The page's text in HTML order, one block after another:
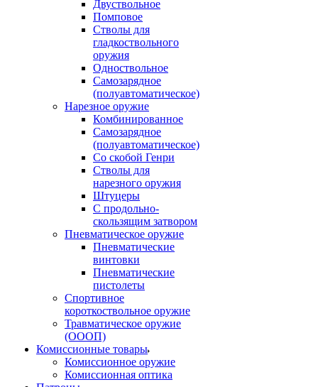
Двуствольное
Помповое
Стволы для
гладкоствольного
оружия
Одноствольное
Самозарядное
(полуавтоматическое)
Нарезное оружие
Комбинированное
Самозарядное
(полуавтоматическое)
Со скобой Генри
Стволы для
нарезного оружия
Штуцеры
С продольно-
скользящим затвором
Пневматическое оружие
Пневматические
винтовки
Пневматические
пистолеты
Спортивное
короткоствольное оружие
Травматическое оружие
(ОООП)
Комиссионные товары
Комиссионное оружие
Комиссионная оптика